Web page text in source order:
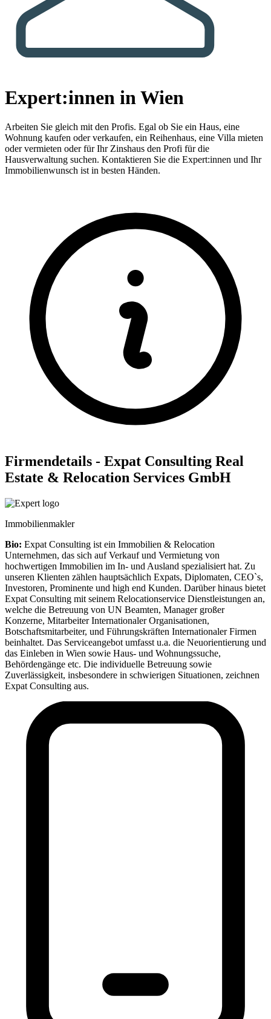
Expert:innen in Wien
Arbeiten Sie gleich mit den Profis. Egal ob Sie ein Haus, eine
Wohnung kaufen oder verkaufen, ein Reihenhaus, eine Villa mieten
oder vermieten oder für Ihr Zinshaus den Profi für die
Hausverwaltung suchen. Kontaktieren Sie die Expert:innen und Ihr
Immobilienwunsch ist in besten Händen.
Firmendetails - Expat Consulting Real
Estate & Relocation Services GmbH
Immobilienmakler
Bio: Expat Consulting ist ein Immobilien & Relocation
Unternehmen, das sich auf Verkauf und Vermietung von
hochwertigen Immobilien im In- und Ausland spezialisiert hat. Zu
unseren Klienten zählen hauptsächlich Expats, Diplomaten, CEO`s,
Investoren, Prominente und high end Kunden. Darüber hinaus bietet
Expat Consulting mit seinem Relocationservice Dienstleistungen an,
welche die Betreuung von UN Beamten, Manager großer
Konzerne, Mitarbeiter Internationaler Organisationen,
Botschaftsmitarbeiter, und Führungskräften Internationaler Firmen
beinhaltet. Das Serviceangebot umfasst u.a. die Neuorientierung und
das Einleben in Wien sowie Haus- und Wohnungssuche,
Behördengänge etc. Die individuelle Betreuung sowie
Zuverlässigkeit, insbesondere in schwierigen Situationen, zeichnen
Expat Consulting aus.